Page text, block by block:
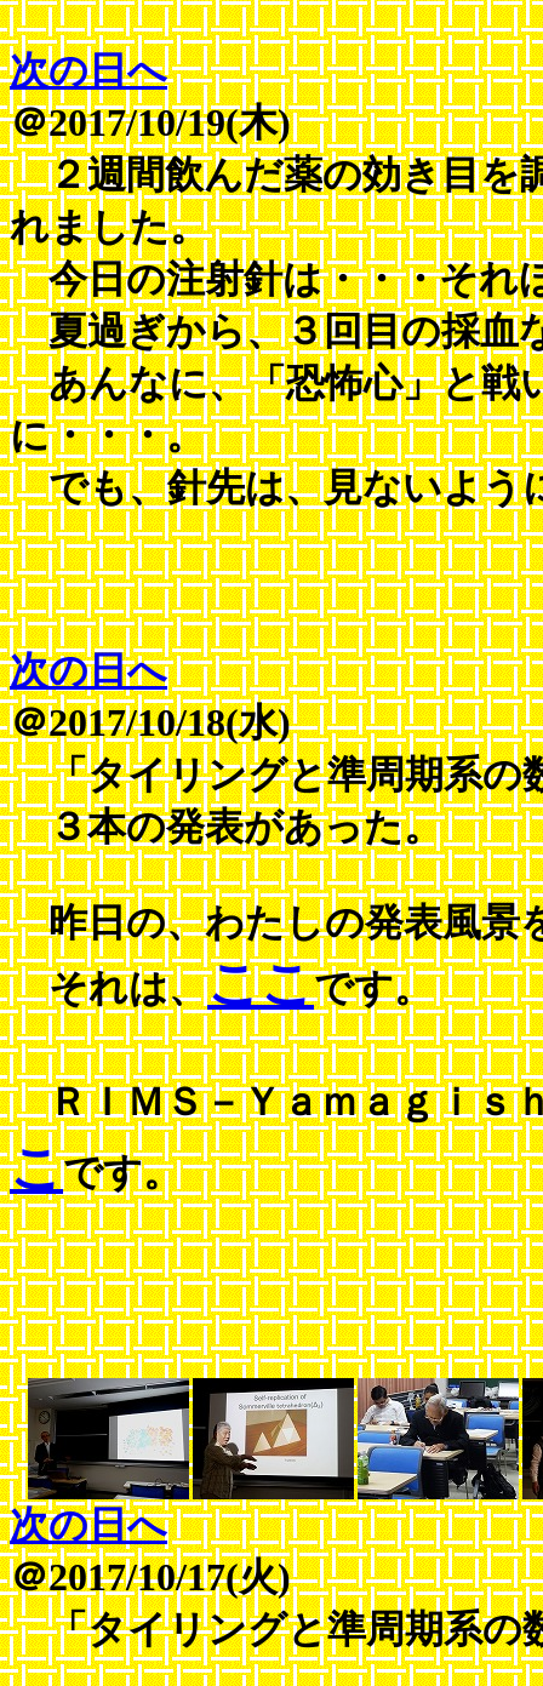
次の日へ
＠2017/10/19(木)
２週間飲んだ薬の効き目を
れました。
今日の注射針は・・・それ
夏過ぎから、３回目の採血
あんなに、「恐怖心」と戦
に・・・。
でも、針先は、見ないよう
次の日へ
＠2017/10/18(水)
「タイリングと準周期系の
３本の発表があった。
昨日の、わたしの発表風景
それは、ここです。
ＲＩＭＳ－Ｙａｍａｇｉｓ
こです。
次の日へ
＠2017/10/17(火)
「タイリングと準周期系の